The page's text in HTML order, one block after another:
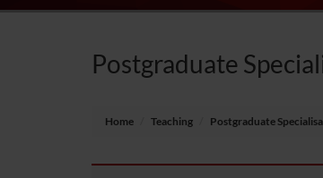
Postgraduate
Home Teaching Postgraduate